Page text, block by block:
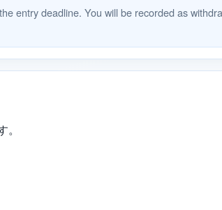
entry deadline. You will be recorded as